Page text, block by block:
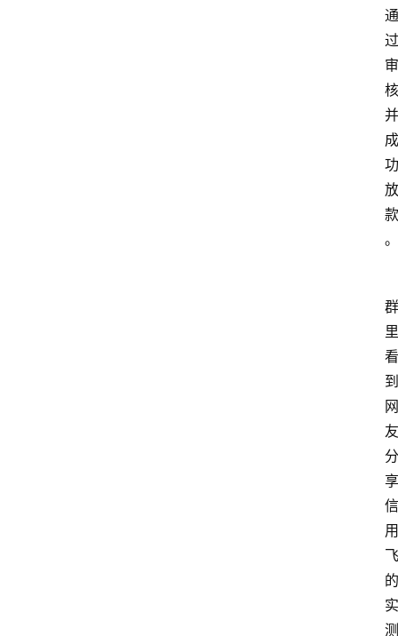
通
过
审
核
并
成
功
放
款
。
群
里
看
到
网
友
分
享
信
用
飞
的
实
测